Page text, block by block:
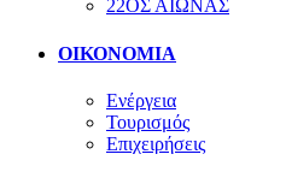
22ΟΣ ΑΙΩΝΑΣ
ΟΙΚΟΝΟΜΙΑ
Ενέργεια
Τουρισμός
Επιχειρήσεις